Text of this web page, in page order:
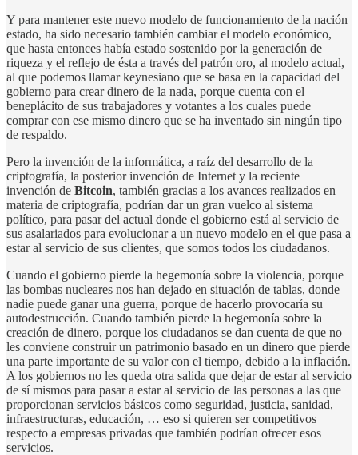
Y para mantener este nuevo modelo de funcionamiento de la nación
estado, ha sido necesario también cambiar el modelo económico,
que hasta entonces había estado sostenido por la generación de
riqueza y el reflejo de ésta a través del patrón oro, al modelo actual,
al que podemos llamar keynesiano que se basa en la capacidad del
gobierno para crear dinero de la nada, porque cuenta con el
beneplácito de sus trabajadores y votantes a los cuales puede
comprar con ese mismo dinero que se ha inventado sin ningún tipo
de respaldo.
Pero la invención de la informática, a raíz del desarrollo de la
criptografía, la posterior invención de Internet y la reciente
invención de Bitcoin, también gracias a los avances realizados en
materia de criptografía, podrían dar un gran vuelco al sistema
político, para pasar del actual donde el gobierno está al servicio de
sus asalariados para evolucionar a un nuevo modelo en el que pasa a
estar al servicio de sus clientes, que somos todos los ciudadanos.
Cuando el gobierno pierde la hegemonía sobre la violencia, porque
las bombas nucleares nos han dejado en situación de tablas, donde
nadie puede ganar una guerra, porque de hacerlo provocaría su
autodestrucción. Cuando también pierde la hegemonía sobre la
creación de dinero, porque los ciudadanos se dan cuenta de que no
les conviene construir un patrimonio basado en un dinero que pierde
una parte importante de su valor con el tiempo, debido a la inflación.
A los gobiernos no les queda otra salida que dejar de estar al servicio
de sí mismos para pasar a estar al servicio de las personas a las que
proporcionan servicios básicos como seguridad, justicia, sanidad,
infraestructuras, educación, … eso si quieren ser competitivos
respecto a empresas privadas que también podrían ofrecer esos
servicios.